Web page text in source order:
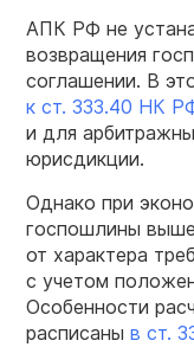
АПК РФ не
возвращения
соглашении. В
к ст. 333.40 НК
и для
юрисдикции.
Однако при
госпошлины
от характера
с учетом
Особенности
расписаны в ст.